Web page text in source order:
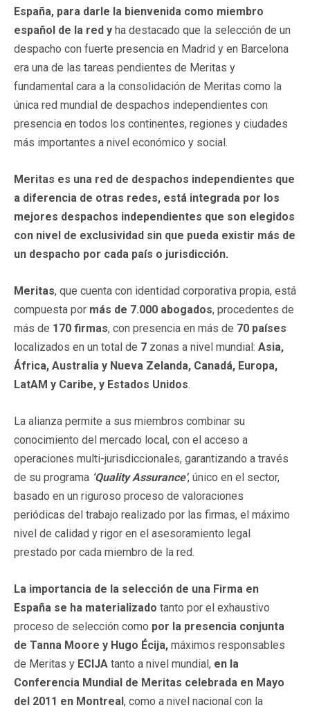
España, para darle la bienvenida como miembro
español de la red y ha destacado que la selección de un
despacho con fuerte presencia en Madrid y en Barcelona
era una de las tareas pendientes de Meritas y
fundamental cara a la consolidación de Meritas como la
única red mundial de despachos independientes con
presencia en todos los continentes, regiones y ciudades
más importantes a nivel económico y social.
Meritas es una red de despachos independientes que
a diferencia de otras redes, está integrada por los
mejores despachos independientes que son elegidos
con nivel de exclusividad sin que pueda existir más de
un despacho por cada país o jurisdicción.
Meritas, que cuenta con identidad corporativa propia, está
compuesta por más de 7.000 abogados, procedentes de
más de 170 firmas, con presencia en más de 70 países
localizados en un total de 7 zonas a nivel mundial: Asia,
África, Australia y Nueva Zelanda, Canadá, Europa,
LatAM y Caribe, y Estados Unidos.
La alianza permite a sus miembros combinar su
conocimiento del mercado local, con el acceso a
operaciones multi-jurisdiccionales, garantizando a través
de su programa ‘Quality Assurance', único en el sector,
basado en un riguroso proceso de valoraciones
periódicas del trabajo realizado por las firmas, el máximo
nivel de calidad y rigor en el asesoramiento legal
prestado por cada miembro de la red.
La importancia de la selección de una Firma en
España se ha materializado tanto por el exhaustivo
proceso de selección como por la presencia conjunta
de Tanna Moore y Hugo Écija, máximos responsables
de Meritas y ECIJA tanto a nivel mundial, en la
Conferencia Mundial de Meritas celebrada en Mayo
del 2011 en Montreal, como a nivel nacional con la